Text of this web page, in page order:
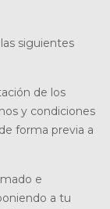
siguientes
de los
y condiciones
forma previa a
e
a tu